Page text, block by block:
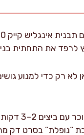
רק כדי למנוע
בקערת